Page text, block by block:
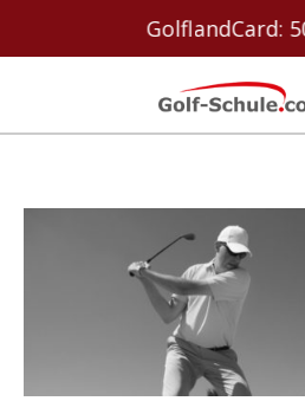
GolflandCard: